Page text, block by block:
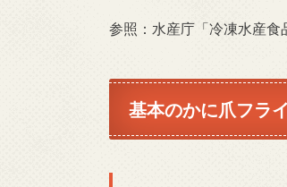
参照：水産庁「冷凍水産食
基本のかに爪フラ